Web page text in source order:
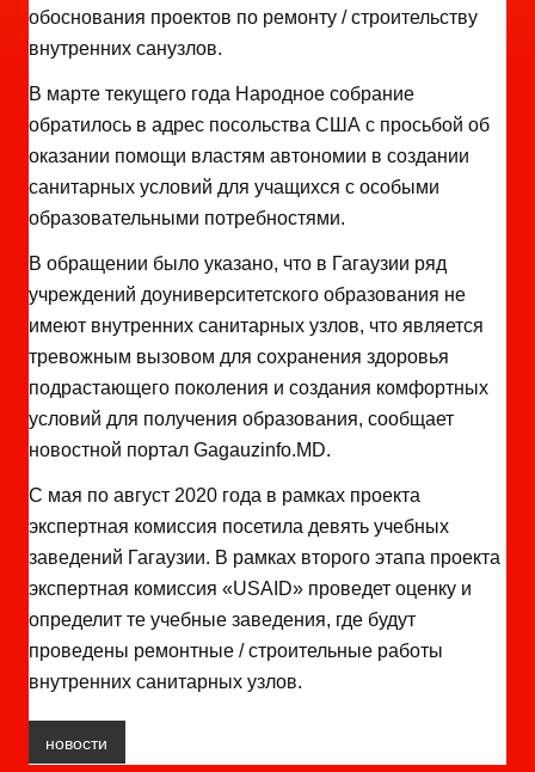
обоснования проектов по ремонту / строительству
внутренних санузлов.
В марте текущего года Народное собрание
обратилось в адрес посольства США с просьбой об
оказании помощи властям автономии в создании
санитарных условий для учащихся с особыми
образовательными потребностями.
В обращении было указано, что в Гагаузии ряд
учреждений доуниверситетского образования не
имеют внутренних санитарных узлов, что является
тревожным вызовом для сохранения здоровья
подрастающего поколения и создания комфортных
условий для получения образования, сообщает
новостной портал Gagauzinfo.MD.
С мая по август 2020 года в рамках проекта
экспертная комиссия посетила девять учебных
заведений Гагаузии. В рамках второго этапа проекта
экспертная комиссия «USAID» проведет оценку и
определит те учебные заведения, где будут
проведены ремонтные / строительные работы
внутренних санитарных узлов.
новости